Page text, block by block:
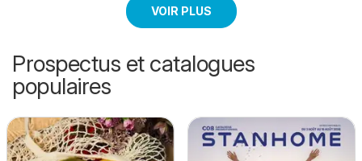
VOIR PLUS
Prospectus et catalogues
populaires